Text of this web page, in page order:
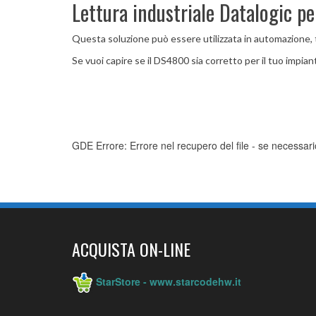
Lettura industriale Datalogic
Questa soluzione può essere utilizzata in
Se vuoi capire se il DS4800 sia corretto per il tuo
GDE Errore: Errore nel recupero del file - se
ACQUISTA ON-LINE
StarStore - www.starcodehw.it